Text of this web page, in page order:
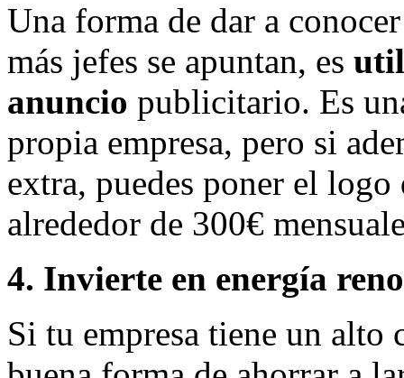
Una forma de dar a
más jefes se apuntan, es
anuncio publicitario. Es
propia empresa, pero si
extra, puedes poner el logo
alrededor de 300€
4. Invierte en energía
Si tu empresa tiene un alto